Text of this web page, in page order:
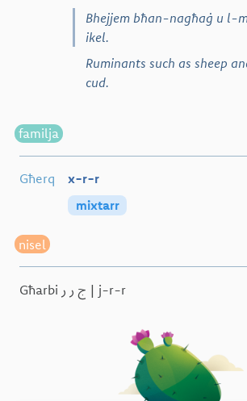
Bhejjem bħan-nagħaġ u l-
ikel.
Ruminants such as sheep
cud.
familja
Għerq
x-r-r
mixtarr
nisel
Għarbi جرر | j-r-r